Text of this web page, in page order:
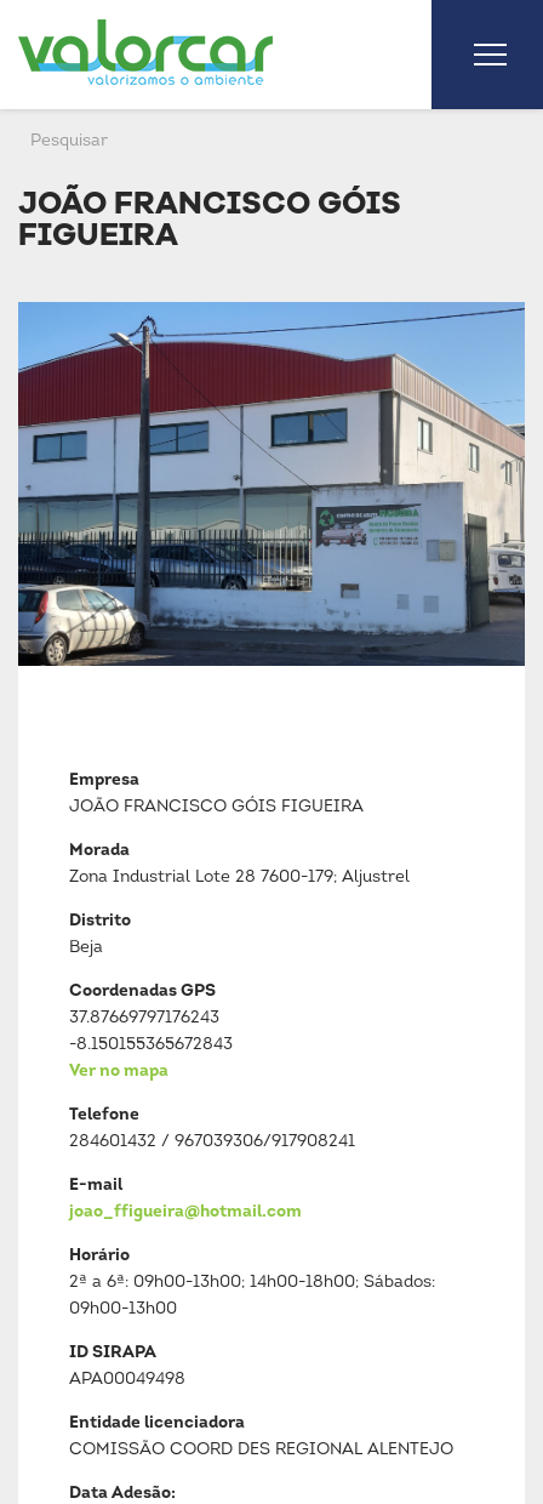
JOÃO FRANCISCO GÓIS
FIGUEIRA
Empresa
JOÃO FRANCISCO GÓIS FIGUEIRA
Morada
Zona Industrial Lote 28 7600-179; Aljustrel
Distrito
Beja
Coordenadas GPS
37.87669797176243
-8.150155365672843
Ver no mapa
Telefone
284601432 / 967039306/917908241
E-mail
joao_ffigueira@hotmail.com
Horário
2ª a 6ª: 09h00-13h00; 14h00-18h00; Sábados:
09h00-13h00
ID SIRAPA
APA00049498
Entidade licenciadora
COMISSÃO COORD DES REGIONAL ALENTEJO
Data Adesão: